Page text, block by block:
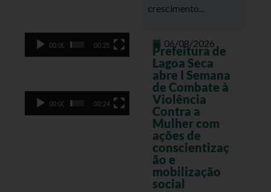
vídeo
00:00 00:25
vídeo
00:00 00:24
crescimento...
06/08/2026
Prefeitura de
Lagoa Seca
abre I Semana
de Combate à
Violência
Contra a
Mulher com
ações de
conscientizaç
ão e
mobilização
social